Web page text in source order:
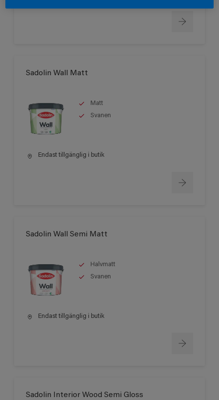
Sadolin Wall Matt
Matt
Svanen
Endast tillgänglig i butik
Sadolin Wall Semi Matt
Halvmatt
Svanen
Endast tillgänglig i butik
Sadolin Interior Wood Semi Gloss